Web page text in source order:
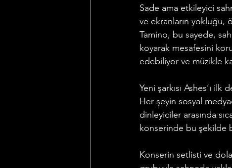
Sade ama etkileyici
ve ekranların yokluğu,
Tamino, bu sayede,
koyarak mesafesini
edebiliyor ve müzikle
Yeni şarkısı Ashes’ı
Her şeyin sosyal
dinleyiciler arasında
konserinde bu şekilde
Konserin setlisti ve